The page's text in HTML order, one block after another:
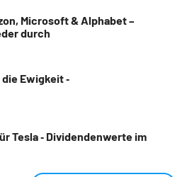
Microsoft & Alphabet –
durch
Ewigkeit ‑
Tesla ‑ Dividendenwerte im